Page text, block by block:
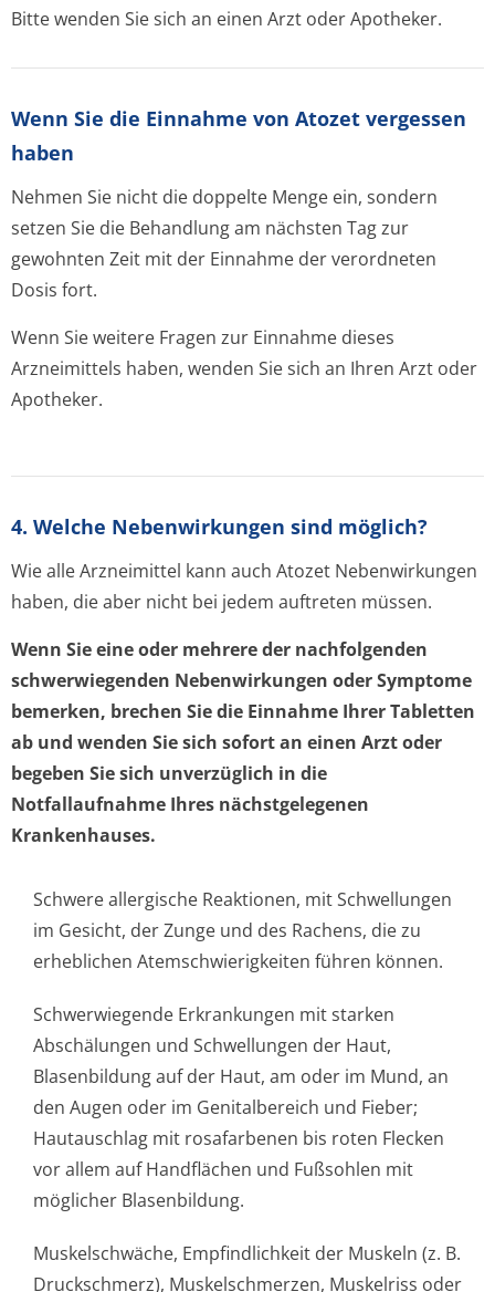
Bitte wenden Sie sich an einen Arzt oder Apotheker.
Wenn Sie die Einnahme von Atozet vergessen
haben
Nehmen Sie nicht die doppelte Menge ein, sondern
setzen Sie die Behandlung am nächsten Tag zur
gewohnten Zeit mit der Einnahme der verordneten
Dosis fort.
Wenn Sie weitere Fragen zur Einnahme dieses
Arzneimittels haben, wenden Sie sich an Ihren Arzt oder
Apotheker.
4. Welche Nebenwirkungen sind möglich?
Wie alle Arzneimittel kann auch Atozet Nebenwirkungen
haben, die aber nicht bei jedem auftreten müssen.
Wenn Sie eine oder mehrere der nachfolgenden
schwerwiegenden Nebenwirkungen oder Symptome
bemerken, brechen Sie die Einnahme Ihrer Tabletten
ab und wenden Sie sich sofort an einen Arzt oder
begeben Sie sich unverzüglich in die
Notfallaufnahme Ihres nächstgelegenen
Krankenhauses.
Schwere allergische Reaktionen, mit Schwellungen
im Gesicht, der Zunge und des Rachens, die zu
erheblichen Atemschwierigkeiten führen können.
Schwerwiegende Erkrankungen mit starken
Abschälungen und Schwellungen der Haut,
Blasenbildung auf der Haut, am oder im Mund, an
den Augen oder im Genitalbereich und Fieber;
Hautauschlag mit rosafarbenen bis roten Flecken
vor allem auf Handflächen und Fußsohlen mit
möglicher Blasenbildung.
Muskelschwäche, Empfindlichkeit der Muskeln (z. B.
Druckschmerz), Muskelschmerzen, Muskelriss oder